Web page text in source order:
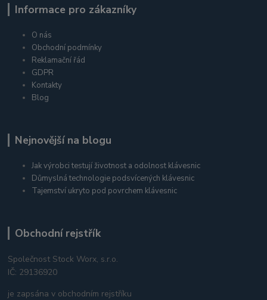
Informace pro zákazníky
O nás
Obchodní podmínky
Reklamační řád
GDPR
Kontakty
Blog
Nejnovější na blogu
Jak výrobci testují životnost a odolnost klávesnic
Důmyslná technologie podsvícených klávesnic
Tajemství ukryto pod povrchem klávesnic
Obchodní rejstřík
Společnost Stock Worx, s.r.o.
IČ: 29136920
je zapsána v obchodním rejstříku